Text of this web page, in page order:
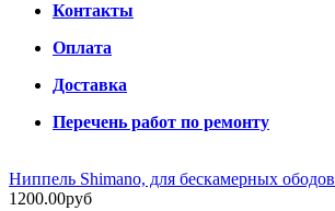
Контакты
Оплата
Доставка
Перечень работ по ремонту
Ниппель Shimano, для бескамерных ободов
1200.00руб